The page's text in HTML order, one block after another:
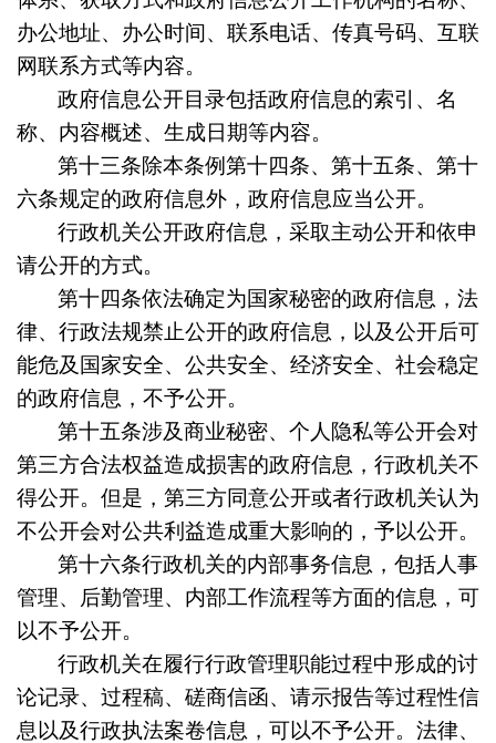
办公地址、办公时间、联系电话、传真号码、互联
网联系方式等内容。
政府信息公开目录包括政府信息的索引、名
称、内容概述、生成日期等内容。
第十三条除本条例第十四条、第十五条、第十
六条规定的政府信息外，政府信息应当公开。
行政机关公开政府信息，采取主动公开和依申
请公开的方式。
第十四条依法确定为国家秘密的政府信息，法
律、行政法规禁止公开的政府信息，以及公开后可
能危及国家安全、公共安全、经济安全、社会稳定
的政府信息，不予公开。
第十五条涉及商业秘密、个人隐私等公开会对
第三方合法权益造成损害的政府信息，行政机关不
得公开。但是，第三方同意公开或者行政机关认为
不公开会对公共利益造成重大影响的，予以公开。
第十六条行政机关的内部事务信息，包括人事
管理、后勤管理、内部工作流程等方面的信息，可
以不予公开。
行政机关在履行行政管理职能过程中形成的讨
论记录、过程稿、磋商信函、请示报告等过程性信
息以及行政执法案卷信息，可以不予公开。法律、